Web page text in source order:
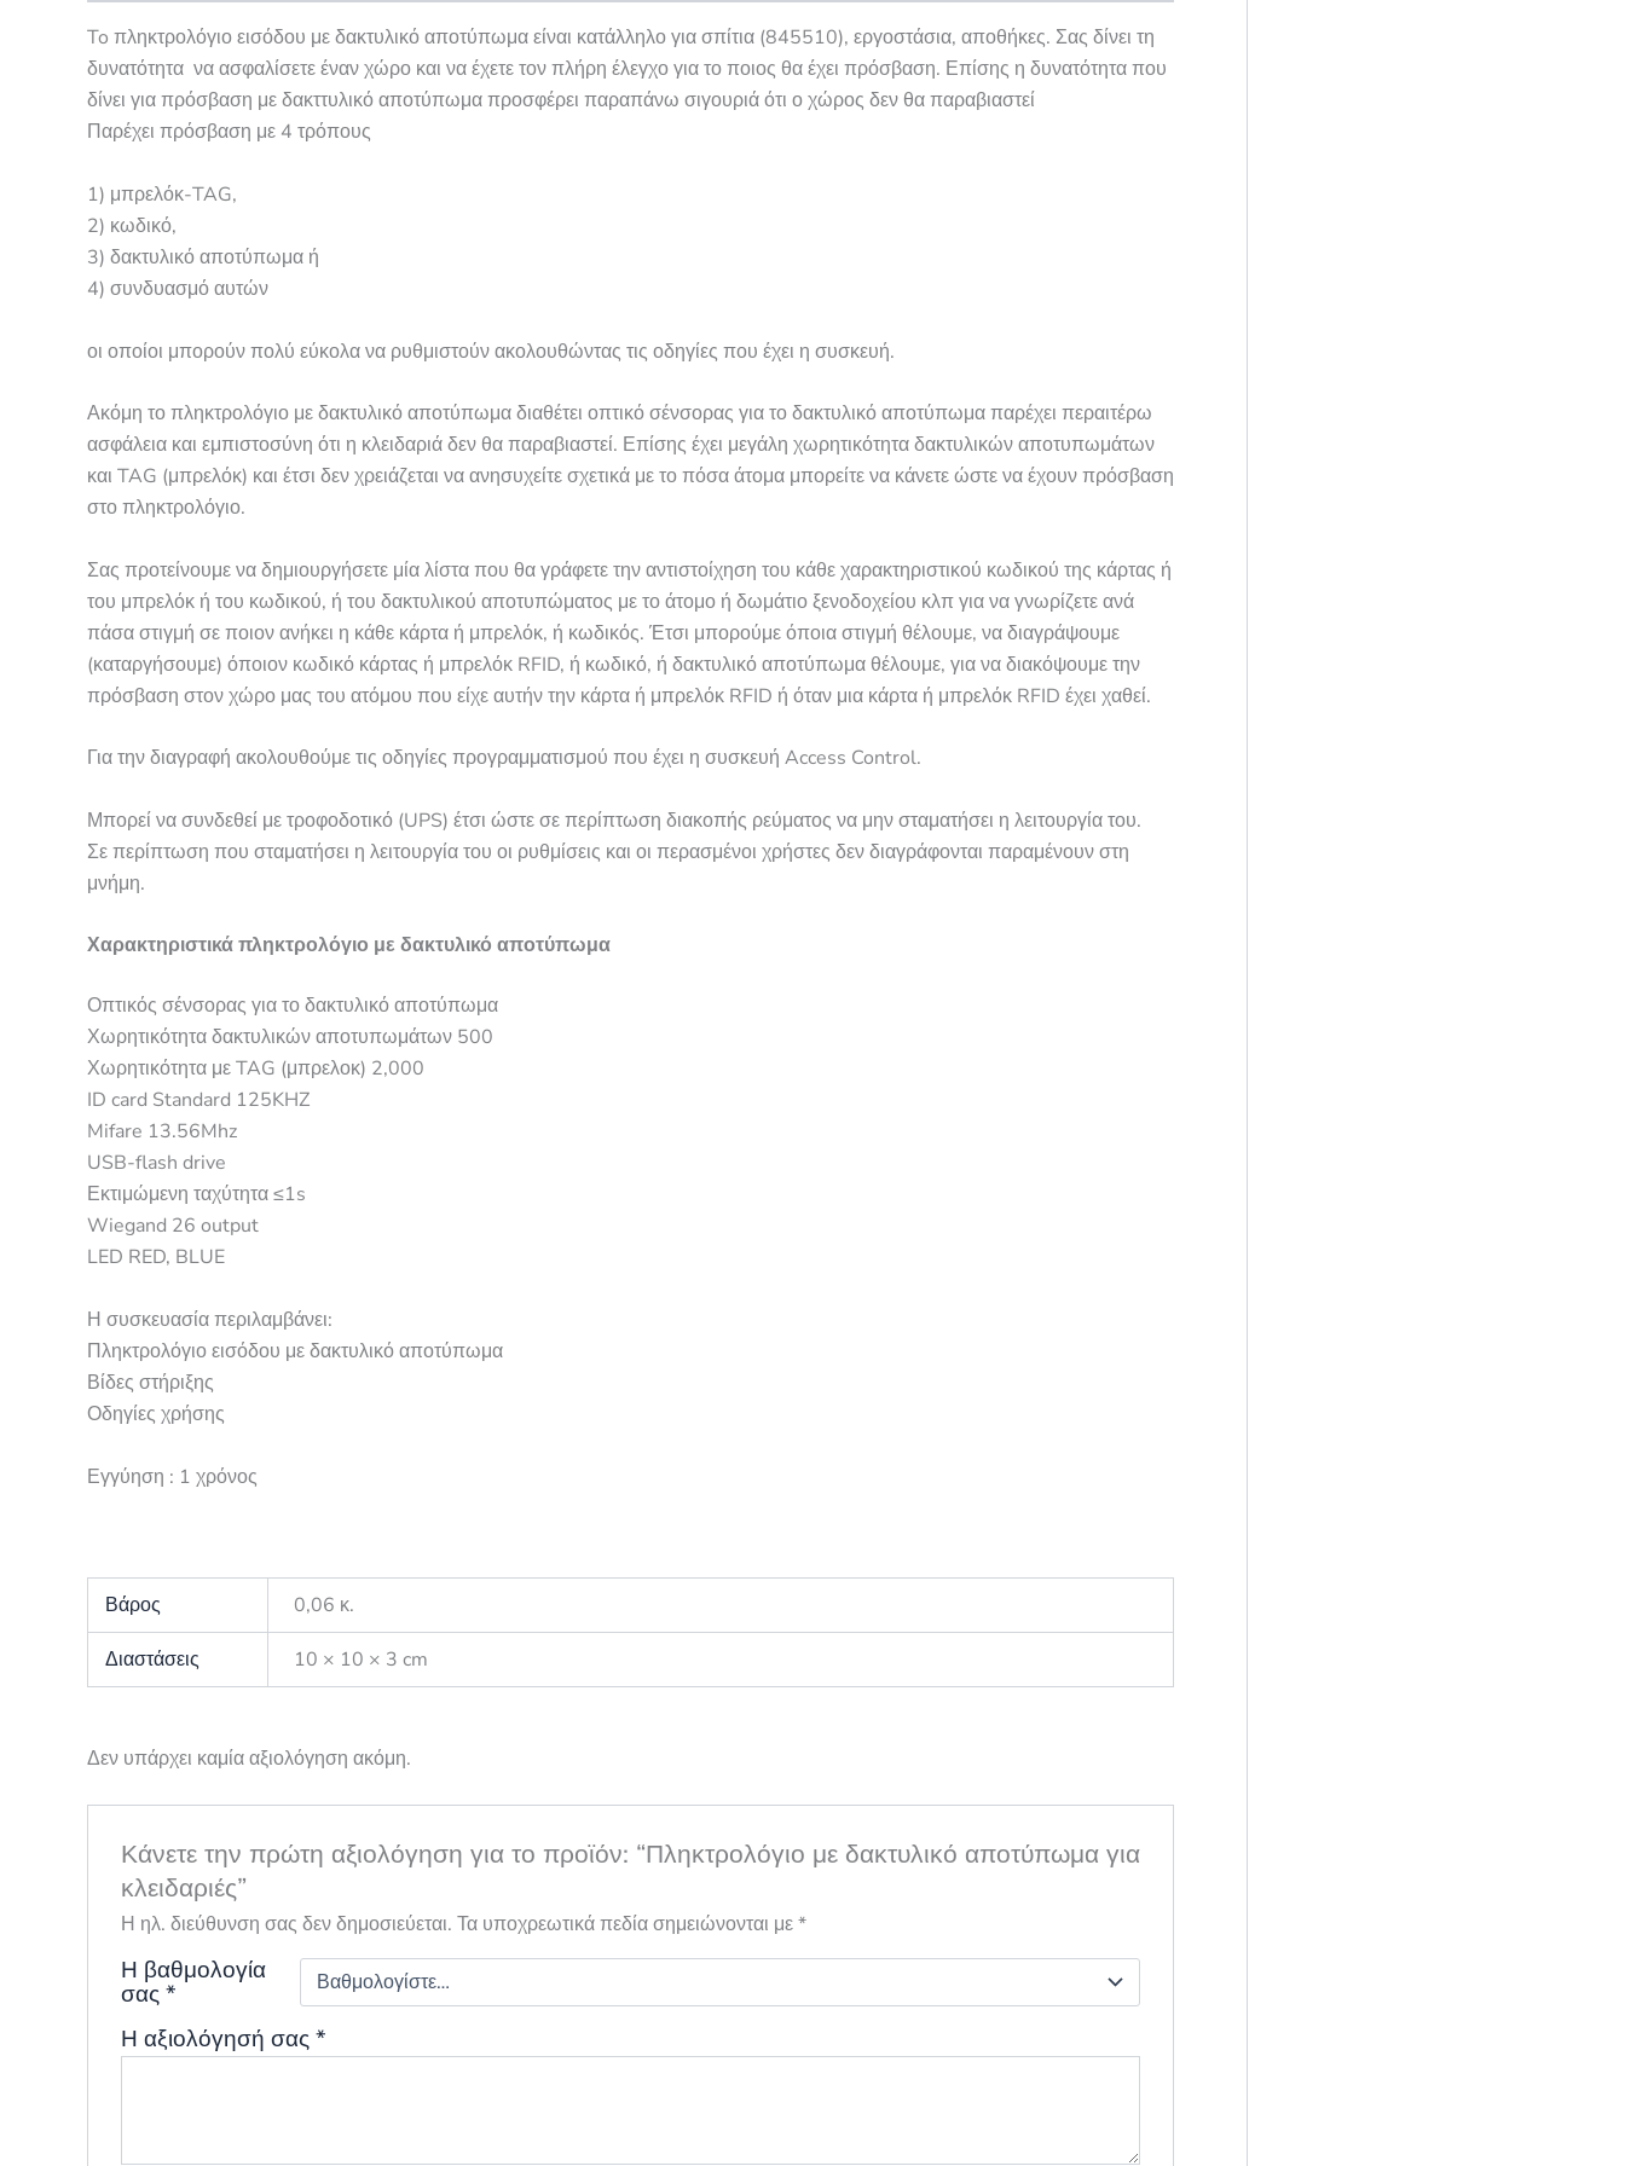
To πληκτρολόγιο εισόδου με δακτυλικό αποτύπωμα είναι κατάλληλο για σπίτια (845510), εργοστάσια, αποθήκες. Σας δίνει τη
δυνατότητα να ασφαλίσετε έναν χώρο και να έχετε τον πλήρη έλεγχο για το ποιος θα έχει πρόσβαση. Επίσης η δυνατότητα που
δίνει για πρόσβαση με δακττυλικό αποτύπωμα προσφέρει παραπάνω σιγουριά ότι ο χώρος δεν θα παραβιαστεί
Παρέχει πρόσβαση με 4 τρόπους
1) μπρελόκ-TAG,
2) κωδικό,
3) δακτυλικό αποτύπωμα ή
4) συνδυασμό αυτών
οι οποίοι μπορούν πολύ εύκολα να ρυθμιστούν ακολουθώντας τις οδηγίες που έχει η συσκευή.
Ακόμη το πληκτρολόγιο με δακτυλικό αποτύπωμα διαθέτει οπτικό σένσορας για το δακτυλικό αποτύπωμα παρέχει περαιτέρω
ασφάλεια και εμπιστοσύνη ότι η κλειδαριά δεν θα παραβιαστεί. Επίσης έχει μεγάλη χωρητικότητα δακτυλικών αποτυπωμάτων
και TAG (μπρελόκ) και έτσι δεν χρειάζεται να ανησυχείτε σχετικά με το πόσα άτομα μπορείτε να κάνετε ώστε να έχουν πρόσβαση
στο πληκτρολόγιο.
Σας προτείνουμε να δημιουργήσετε μία λίστα που θα γράφετε την αντιστοίχηση του κάθε χαρακτηριστικού κωδικού της κάρτας ή
του μπρελόκ ή του κωδικού, ή του δακτυλικού αποτυπώματος με το άτομο ή δωμάτιο ξενοδοχείου κλπ για να γνωρίζετε ανά
πάσα στιγμή σε ποιον ανήκει η κάθε κάρτα ή μπρελόκ, ή κωδικός. Έτσι μπορούμε όποια στιγμή θέλουμε, να διαγράψουμε
(καταργήσουμε) όποιον κωδικό κάρτας ή μπρελόκ RFID, ή κωδικό, ή δακτυλικό αποτύπωμα θέλουμε, για να διακόψουμε την
πρόσβαση στον χώρο μας του ατόμου που είχε αυτήν την κάρτα ή μπρελόκ RFID ή όταν μια κάρτα ή μπρελόκ RFID έχει χαθεί.
Για την διαγραφή ακολουθούμε τις οδηγίες προγραμματισμού που έχει η συσκευή Access Control.
Μπορεί να συνδεθεί με τροφοδοτικό (UPS) έτσι ώστε σε περίπτωση διακοπής ρεύματος να μην σταματήσει η λειτουργία του.
Σε περίπτωση που σταματήσει η λειτουργία του οι ρυθμίσεις και οι περασμένοι χρήστες δεν διαγράφονται παραμένουν στη
μνήμη.
Χαρακτηριστικά πληκτρολόγιο με δακτυλικό αποτύπωμα
Οπτικός σένσορας για το δακτυλικό αποτύπωμα
Χωρητικότητα δακτυλικών αποτυπωμάτων 500
Χωρητικότητα με TAG (μπρελοκ) 2,000
ID card Standard 125KHZ
Mifare 13.56Mhz
USB-flash drive
Εκτιμώμενη ταχύτητα ≤1s
Wiegand 26 output
LED RED, BLUE
Η συσκευασία περιλαμβάνει:
Πληκτρολόγιο εισόδου με δακτυλικό αποτύπωμα
Βίδες στήριξης
Οδηγίες χρήσης
Εγγύηση : 1 χρόνος
Βάρος 0,06 κ.
Διαστάσεις 10 × 10 × 3 cm
Δεν υπάρχει καμία αξιολόγηση ακόμη.
Κάνετε την πρώτη αξιολόγηση για το προϊόν: “Πληκτρολόγιο με δακτυλικό αποτύπωμα για
κλειδαριές”
Η ηλ. διεύθυνση σας δεν δημοσιεύεται. Τα υποχρεωτικά πεδία σημειώνονται με*
Η βαθμολογία
σας*
Η αξιολόγησή σας*